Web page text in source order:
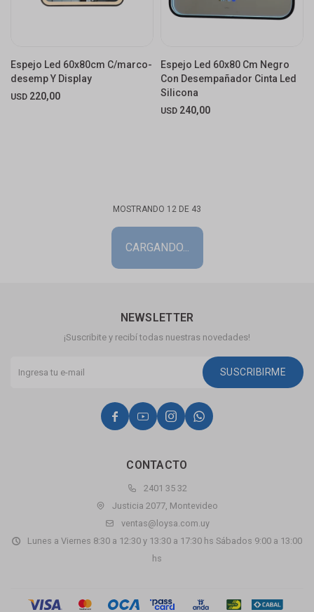
Espejo Led 60x80cm C/marco-
desemp Y Display
USD 220,00
Espejo Led 60x80 Cm Negro
Con Desempañador Cinta Led
Silicona
USD 240,00
MOSTRANDO 12 DE 43
CONTACTO
2401 35 32
Justicia 2077, Montevideo
ventas@loysa.com.uy
Lunes a Viernes 8:30 a 12:30 y 13:30 a 17:30 hs Sábados 9:00 a 13:00
hs
NEWSLETTER
¡Suscribite y recibí todas nuestras novedades!
SUSCRIBIRME
   